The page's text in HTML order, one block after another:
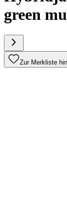
green
Zur Merkliste